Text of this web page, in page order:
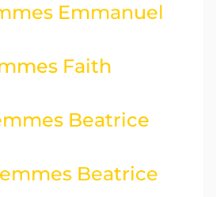
Emmanuel
Faith
Beatrice
Beatrice